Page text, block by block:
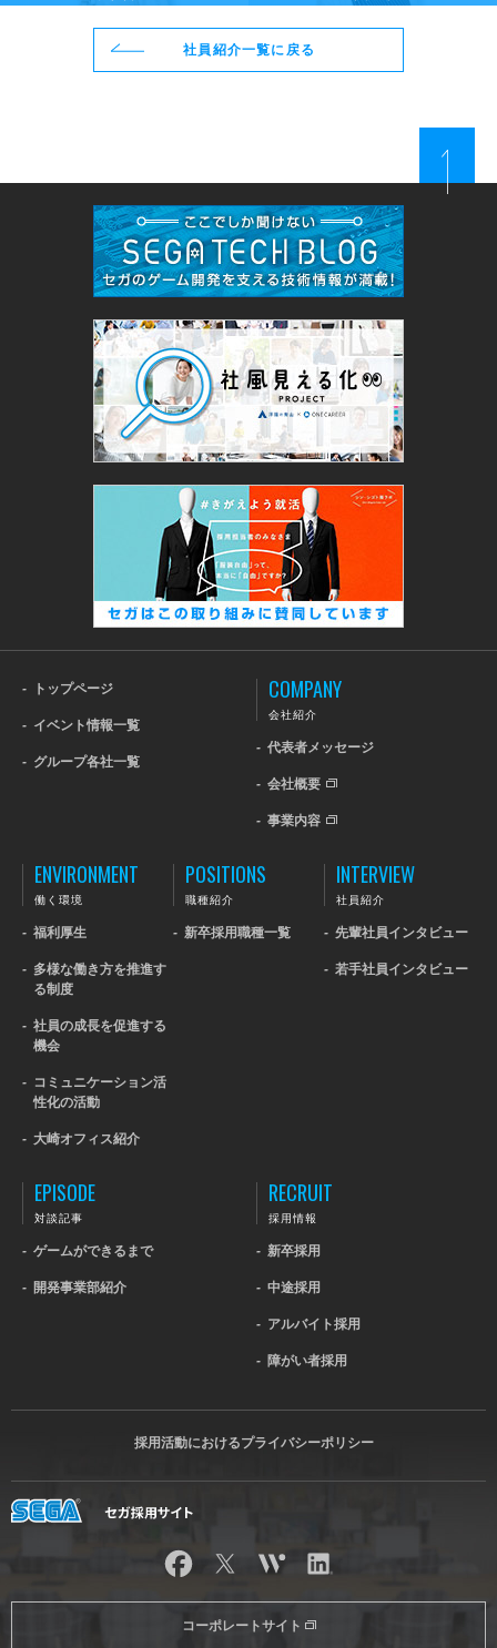
社員紹介一覧に戻る
- トップページ
- イベント情報一覧
- グループ各社一覧
COMPANY
会社紹介
- 代表者メッセージ
- 会社概要
- 事業内容
ENVIRONMENT
働く環境
- 福利厚生
- 多様な働き方を推進す
る制度
- 社員の成長を促進する
機会
- コミュニケーション活
性化の活動
- 大崎オフィス紹介
POSITIONS
職種紹介
- 新卒採用職種一覧
INTERVIEW
社員紹介
- 先輩社員インタビュー
- 若手社員インタビュー
EPISODE
対談記事
- ゲームができるまで
- 開発事業部紹介
RECRUIT
採用情報
- 新卒採用
- 中途採用
- アルバイト採用
- 障がい者採用
採用活動におけるプライバシーポリシー
コーポレートサイト